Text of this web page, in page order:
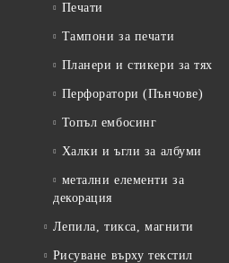
Печати
Тампони за печати
Планери и стикери за тях
Перфоратори (Пънчове)
Топъл ембосинг
Халки и ъгли за албуми
метални елементи за
декорация
Лепила, тикса, магнити
Рисуване върху текстил